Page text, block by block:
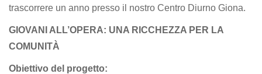
trascorrere un anno presso il nostro Centro Diurno Giona.
GIOVANI ALL’OPERA: UNA RICCHEZZA PER LA
COMUNITÀ
Obiettivo del progetto: